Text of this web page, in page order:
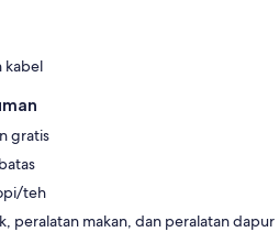
kabel
gratis
teh
peralatan makan, dan peralatan dapur